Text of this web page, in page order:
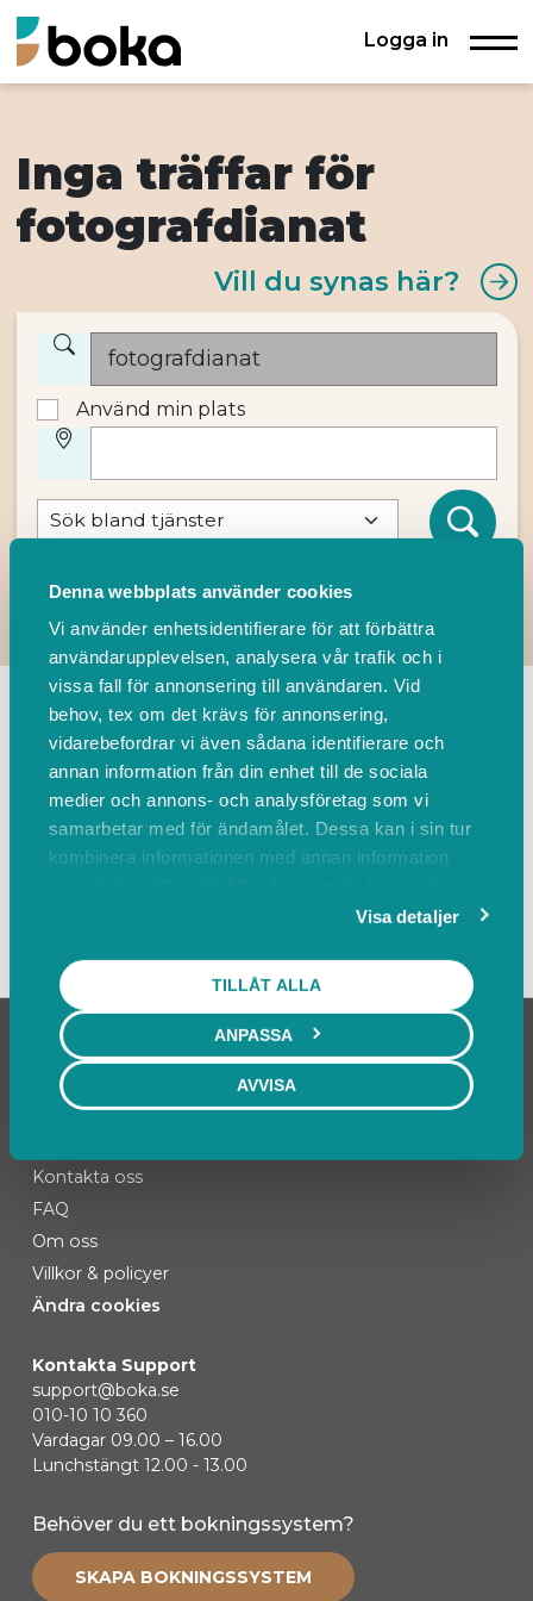
Denna webbplats använder cookies
Vi använder enhetsidentifierare för att förbättra
användarupplevelsen, analysera vår trafik och i
vissa fall för annonsering till användaren. Vid
behov, tex om det krävs för annonsering,
vidarebefordrar vi även sådana identifierare och
annan information från din enhet till de sociala
medier och annons- och analysföretag som vi
samarbetar med för ändamålet. Dessa kan i sin tur
kombinera informationen med annan information
Visa detaljer
TILLÅT ALLA
ANPASSA
AVVISA
Logga in
Använd min plats
Inga träffar för
fotografdianat
Vill du synas här?
TILLBAKA
Leverantörer Events
Sortera på
Kontakta oss
FAQ
Om oss
Villkor & policyer
Ändra cookies
Kontakta Support
support@boka.se
010-10 10 360
Vardagar 09.00 – 16.00
Lunchstängt 12.00 - 13.00
Behöver du ett bokningssystem?
SKAPA BOKNINGSSYSTEM